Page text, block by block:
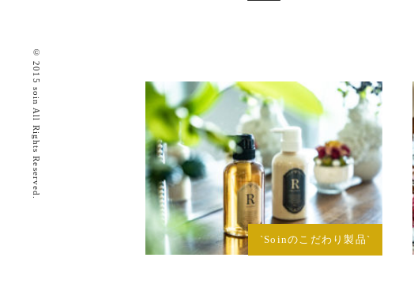
`Soinのこだわり製品`
© 2015 soin All Rights Reserved.